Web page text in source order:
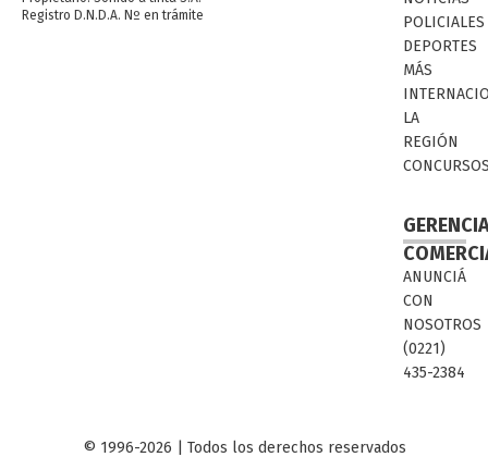
Registro D.N.D.A. Nº en trámite
POLICIALES
DEPORTES
MÁS
LA
REGIÓN
ANUNCIÁ
CON
NOSOTROS
(0221)
435-2384
© 1996-2026 | Todos los derechos reservados